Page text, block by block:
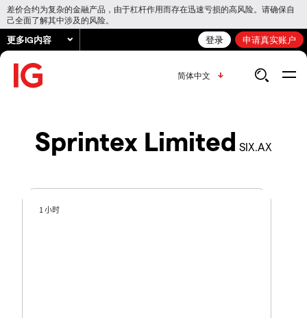
差价合约为复杂的金融产品，由于杠杆作用而存在迅速亏损的高风险。请确保自
己全面了解其中涉及的风险。
更多IG内容 登录 申请真实账户
简体中文
Sprintex Limited SIX.AX
1 小时